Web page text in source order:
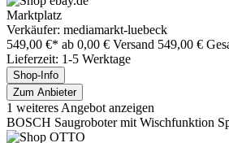
Marktplatz
Verkäufer: mediamarkt-luebeck
549,00 €* ab 0,00 € Versand 549,00 €
Lieferzeit: 1-5 Werktage
Shop-Info
Zum Anbieter
1 weiteres Angebot anzeigen
BOSCH Saugroboter mit Wischfunktion